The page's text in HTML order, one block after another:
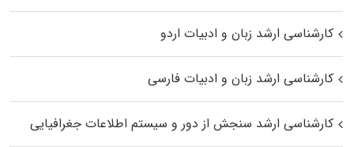
کارشناسی ارشد زبان و ادبیات اردو
کارشناسی ارشد زبان و ادبیات فارسی
کارشناسی ارشد سنجش از دور و سیستم اطلاعات جغرافیایی